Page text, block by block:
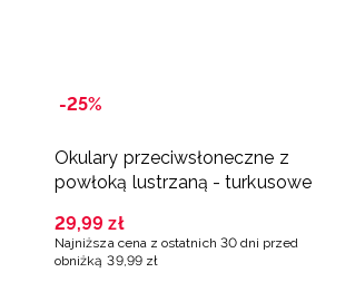
-25%
Okulary przeciwsłoneczne z
powłoką lustrzaną - turkusowe
29,99 zł
Najniższa cena z ostatnich 30 dni przed
obniżką 39, 99 zł